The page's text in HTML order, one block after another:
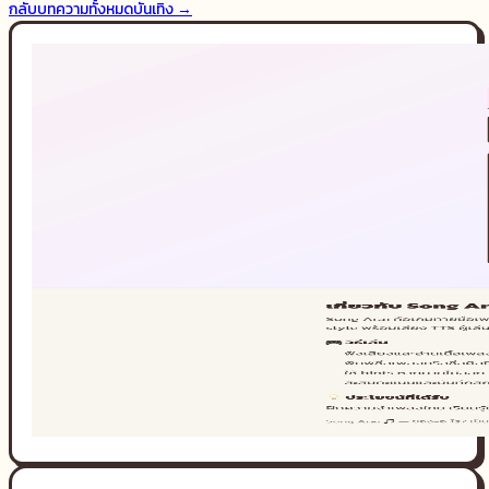
กลับบทความทั้งหมดบันเทิง →